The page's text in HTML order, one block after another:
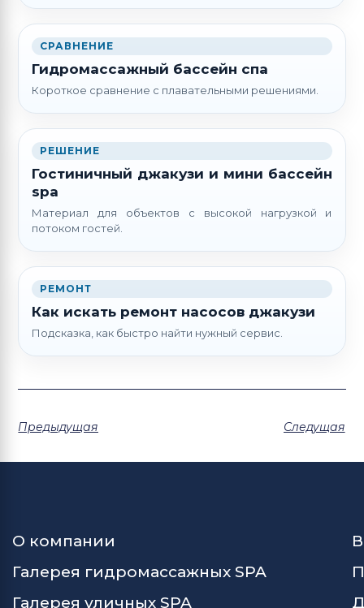
СРАВНЕНИЕ
Гидромассажный бассейн спа
Короткое сравнение с плавательными решениями.
РЕШЕНИЕ
Гостиничный джакузи и мини бассейн
spa
Материал для объектов с высокой нагрузкой и
потоком гостей.
РЕМОНТ
Как искать ремонт насосов джакузи
Подсказка, как быстро найти нужный сервис.
Предыдущая Следущая
О компании
Галерея гидромассажных SPA
Галерея уличных SPA